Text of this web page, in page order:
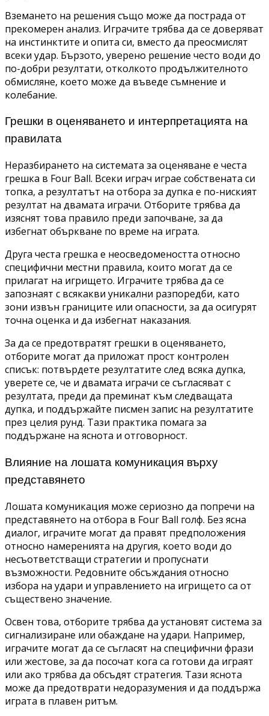
Вземането на решения също може да пострада от
прекомерен анализ. Играчите трябва да се доверяват
на инстинктите и опита си, вместо да преосмислят
всеки удар. Бързото, уверено решение често води до
по-добри резултати, отколкото продължителното
обмисляне, което може да въведе съмнение и
колебание.
Грешки в оценяването и интерпретацията на
правилата
Неразбирането на системата за оценяване е честа
грешка в Four Ball. Всеки играч играе собствената си
топка, а резултатът на отбора за дупка е по-ниският
резултат на двамата играчи. Отборите трябва да
изяснят това правило преди започване, за да
избегнат объркване по време на играта.
Друга честа грешка е неосведомеността относно
специфични местни правила, които могат да се
прилагат на игрището. Играчите трябва да се
запознаят с всякакви уникални разпоредби, като
зони извън границите или опасности, за да осигурят
точна оценка и да избегнат наказания.
За да се предотвратят грешки в оценяването,
отборите могат да приложат прост контролен
списък: потвърдете резултатите след всяка дупка,
уверете се, че и двамата играчи се съгласяват с
резултата, преди да преминат към следващата
дупка, и поддържайте писмен запис на резултатите
през целия рунд. Тази практика помага за
поддържане на яснота и отговорност.
Влияние на лошата комуникация върху
представянето
Лошата комуникация може сериозно да попречи на
представянето на отбора в Four Ball голф. Без ясна
диалог, играчите могат да правят предположения
относно намеренията на другия, което води до
несъответстващи стратегии и пропуснати
възможности. Редовните обсъждания относно
избора на удари и управлението на игрището са от
съществено значение.
Освен това, отборите трябва да установят система за
сигнализиране или обаждане на удари. Например,
играчите могат да се съгласят на специфични фрази
или жестове, за да посочат кога са готови да играят
или ако трябва да обсъдят стратегия. Тази яснота
може да предотврати недоразумения и да поддържа
играта в плавен ритъм.